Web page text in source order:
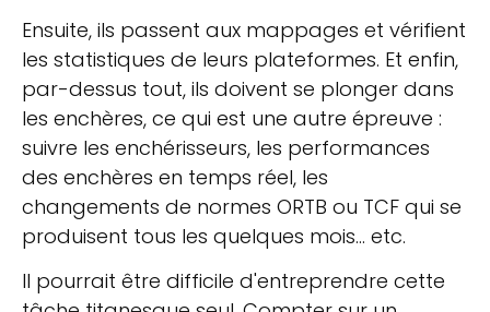
Ensuite, ils passent aux mappages et vérifient
les statistiques de leurs plateformes. Et enfin,
par-dessus tout, ils doivent se plonger dans
les enchères, ce qui est une autre épreuve :
suivre les enchérisseurs, les performances
des enchères en temps réel, les
changements de normes ORTB ou TCF qui se
produisent tous les quelques mois… etc.
Il pourrait être difficile d'entreprendre cette